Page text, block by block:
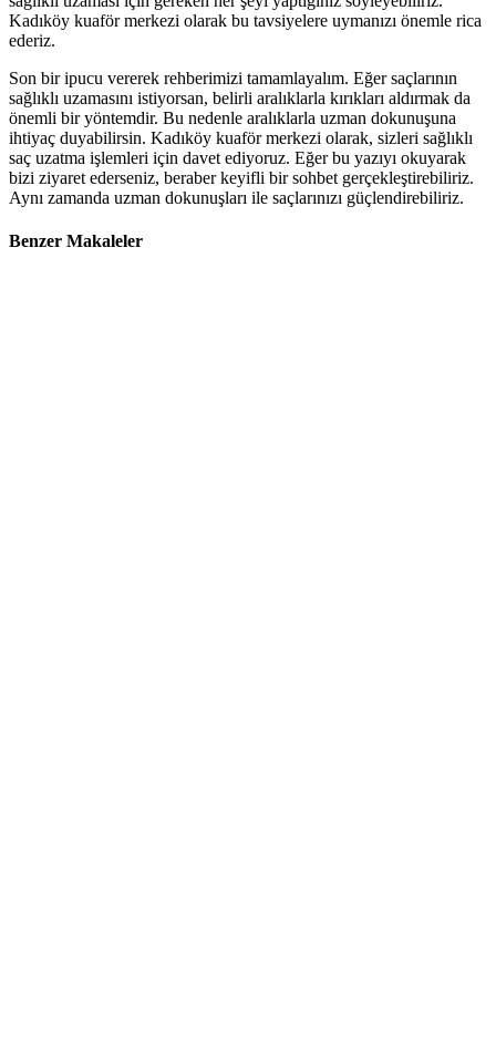
Kadıköy kuaför merkezi olarak bu tavsiyelere uymanızı önemle rica
ederiz.
Son bir ipucu vererek rehberimizi tamamlayalım. Eğer saçlarının
sağlıklı uzamasını istiyorsan, belirli aralıklarla kırıkları aldırmak da
önemli bir yöntemdir. Bu nedenle aralıklarla uzman dokunuşuna
ihtiyaç duyabilirsin. Kadıköy kuaför merkezi olarak, sizleri sağlıklı
saç uzatma işlemleri için davet ediyoruz. Eğer bu yazıyı okuyarak
bizi ziyaret ederseniz, beraber keyifli bir sohbet gerçekleştirebiliriz.
Aynı zamanda uzman dokunuşları ile saçlarınızı güçlendirebiliriz.
Benzer Makaleler